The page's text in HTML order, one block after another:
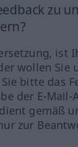
zu
ist
wollen Sie
bitte das
der E-Mail-
gemäß
zur